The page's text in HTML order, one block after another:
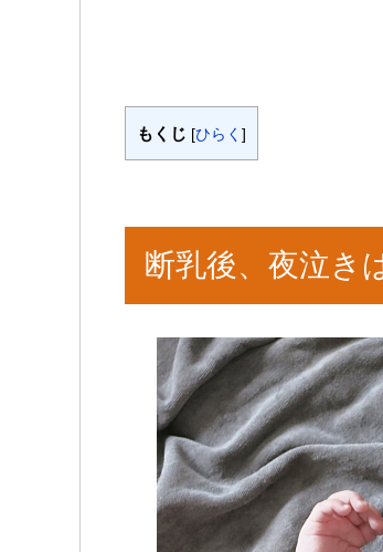
もくじ [ひらく ]
断乳後、夜泣き